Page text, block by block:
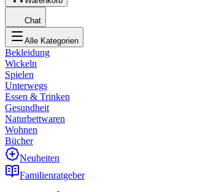
Chat
Alle Kategorien
Bekleidung
Wickeln
Spielen
Unterwegs
Essen & Trinken
Gesundheit
Naturbettwaren
Wohnen
Bücher
Neuheiten
Familienratgeber